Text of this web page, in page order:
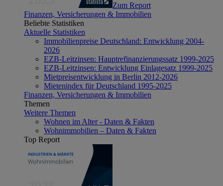
Zum Report
Finanzen, Versicherungen & Immobilien
Beliebte Statistiken
Aktuelle Statistiken
Immobilienpreise Deutschland: Entwicklung 2004-
2026
EZB-Leitzinsen: Hauptrefinanzierungssatz 1999-2025
EZB-Leitzinsen: Entwicklung Einlagesatz 1999-2025
Mietpreisentwicklung in Berlin 2012-2026
Mietenindex für Deutschland 1995-2025
Finanzen, Versicherungen & Immobilien
Themen
Weitere Themen
Wohnen im Alter - Daten & Fakten
Wohnimmobilien – Daten & Fakten
Top Report